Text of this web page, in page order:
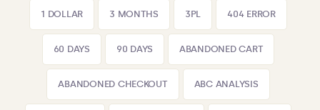
1 DOLLAR 3 MONTHS 3PL 404 ERROR
60 DAYS 90 DAYS ABANDONED CART
ABANDONED CHECKOUT ABC ANALYSIS